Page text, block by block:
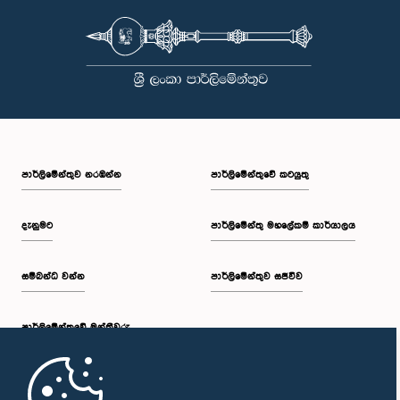
බවත් නිලධාරීහු සදහන් කළහ.විගණකාධිපතිවරිය සඳහා යෝජිත වැටුප්
මට්ටම අනුමත කළ ද, එම තනතුරට පැවරී ඇති වගකීම් සහ කාර්යභාරය
සැලකිල්ලට ගනිමින් වැටුප තවදුරටත් ඉහළ මට්ටමක පැවතිය යුතු බවට කාරක
සභා සභාපතිවරයා ඇතුළු මන්ත්‍රීවරුන්ගේ අදහස විය. ඒ අනුව, අදාළ වැටුප්
මට්ටම සම්බන්ධයෙන් ඉදිරියේදී තවදුරටත් අවධානය යොමු කර අවශ්‍ය තීරණ
වැටුප් හා සේවක සංඛ්‍යා කොමිෂන් සභාවක් ස්ථාපිත කරන ලෙස කාරක
පාර්ලි‌මේන්තුව නරඹන්න
දැනුමට
සම්බන්ධ වන්න
පාර්ලි‌මේන්තුවේ මන්ත්‍රීවරු
මුල් පිටුව
පාර්ලිමේන්තුවේ කටයුතු
පාර්ලිමේන්තු මහලේකම් කාර්යාලය
පාර්ලිමේන්තුව සජීවීව